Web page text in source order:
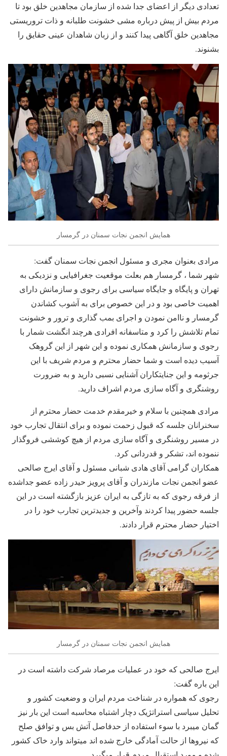
تعدادی دیگر از اعضای جدا شده از سازمان مجاهدین خلق بود تا
مردم بیش از پیش درباره مشی خشونت طلبانه و ذات تروریستی
مجاهدین خلق آگاهی پیدا کنند و از زبان شاهدان عینی حقایق را
بشنوند.
همایش انجمن نجات سمنان در گرمسار
مرادی بعنوان مجری و مسئول انجمن نجات سمنان گفت:
شهر شما ، گرمسار هم بعلت موقعیت جغرافیایی و نزدیکی به
تهران و پایگاه و جایگاه سیاسی برای رجوی و سازمانش دارای
اهمیت خاصی بود و در این خصوص برای به آشوب کشاندن
گرمسار و ناامن نمودن و اجرای بمب گذاری و ترور و خشونت
تمام تلاشش را کرد و متاسفانه افرادی هرچند انگشت شمار با
رجوی و سازمانش همکاری نموده و این شهر از این گروهک
آسیب دیده است و شما حضار محترم و مردم شریف با این
جرثومه و این جنایتکاران آشنایی نسبی دارید و به ضرورت
روشنگری و آگاه سازی مردم اشراف دارید.
مرادی همچنین با سلام و خیرمقدم خدمت حضار محترم از
سخنرانان جلسه که قبول زحمت نموده و برای انتقال تجارب خود
در مسیر روشنگری و آگاه سازی مردم از هیچ کوششی فروگذار
ننموده اند، تشکر و قدردانی کرد.
همکاران گرامی آقای هادی شبانی مسئول و آقای ایرج صالحی
عضو انجمن نجات مازندران و آقای پرویز حیدر زاده عضو جداشده
از فرقه رجوی که به تازگی به ایران عزیز بازگشته است در این
جلسه حضور پیدا کردند وآخرین و جدیدترین تجارب خود را در
اختیار حضار محترم قرار دادند.
همایش انجمن نجات سمنان در گرمسار
ایرج صالحی که خود در عملیات مرصاد شرکت داشته است در
این باره گفت:
رجوی که همواره در شناخت مردم ایران و وضعیت کشور و
تحلیل سیاسی استراتژیک دچار اشتباه محاسبه است این بار نیز
گمان میبرد با سوء استفاده از حدفاصل آتش بس و توافق صلح
که نیروها از حالت آمادگی خارج شده اند میتواند وارد خاک کشور